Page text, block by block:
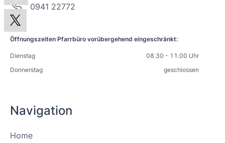
0941 22772
Öffnungszeiten Pfarrbüro vorübergehend eingeschränkt:
Dienstag
08.30 - 11.00 Uhr
Donnerstag
geschlossen
Navigation
Home